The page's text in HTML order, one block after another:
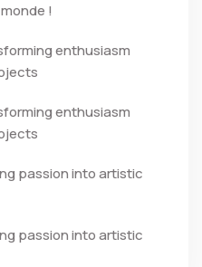
!
enthusiasm
enthusiasm
passion into artistic
passion into artistic